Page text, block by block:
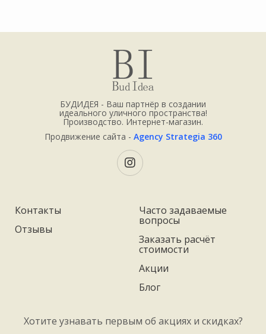
БУДИДЕЯ - Ваш партнёр в создании
идеального уличного пространства!
Производство. Интернет-магазин.
Продвижение сайта - Agency Strategia 360
Контакты
Отзывы
Часто задаваемые
вопросы
Заказать расчёт
стоимости
Акции
Блог
Хотите узнавать первым об акциях и скидках?